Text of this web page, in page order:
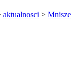
aktualnosci >